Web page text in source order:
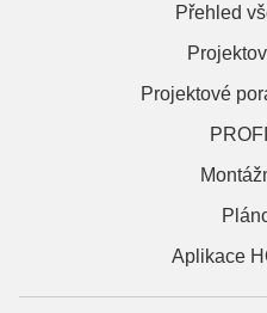
Přehled
Projektové
Aplikace